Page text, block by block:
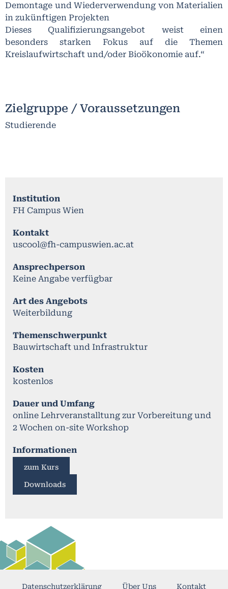
Demontage und Wiederverwendung von Materialien
in zukünftigen Projekten
Dieses Qualifizierungsangebot weist einen
besonders starken Fokus auf die Themen
Kreislaufwirtschaft und/oder Bioökonomie auf.“
Zielgruppe / Voraussetzungen
Studierende
Institution
FH Campus Wien
Kontakt
uscool@fh-campuswien.ac.at
Ansprechperson
Keine Angabe verfügbar
Art des Angebots
Weiterbildung
Themenschwerpunkt
Bauwirtschaft und Infrastruktur
Kosten
kostenlos
Dauer und Umfang
online Lehrveranstalltung zur Vorbereitung und
2 Wochen on-site Workshop
Informationen
zum Kurs
Downloads
Datenschutzerklärung Über Uns Kontakt